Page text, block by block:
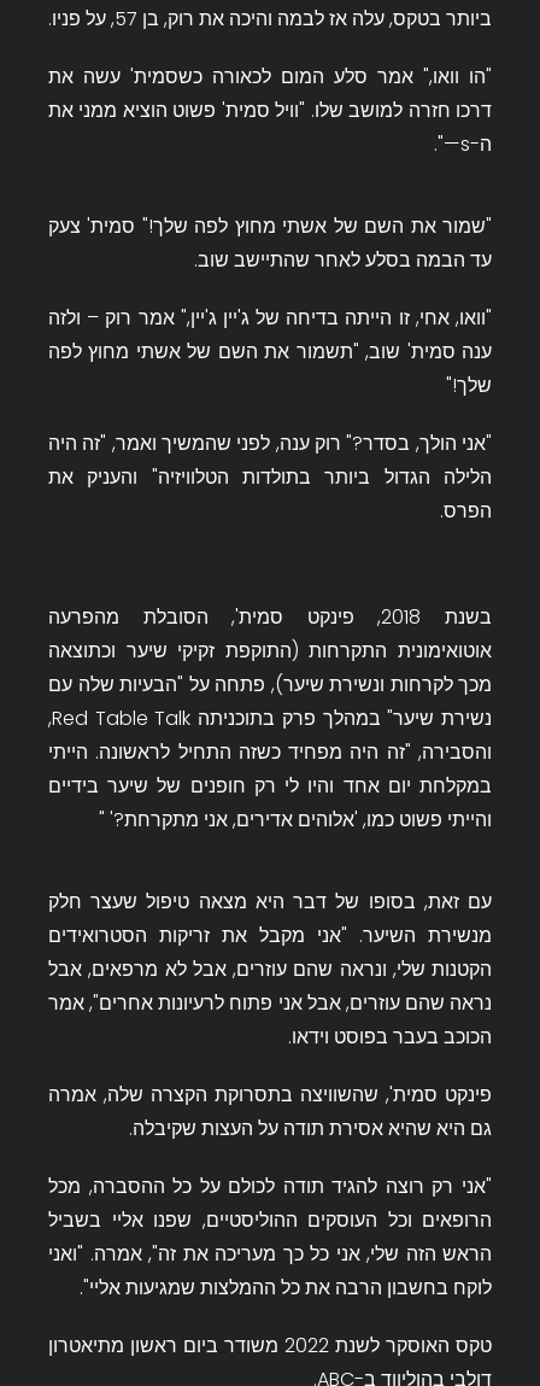
ביותר בטקס, עלה אז לבמה והיכה את רוק, בן 57, על פניו.
"הו וואו," אמר סלע המום לכאורה כשסמית' עשה את
דרכו חזרה למושב שלו. "וויל סמית' פשוט הוציא ממני את
ה-s—".
"שמור את השם של אשתי מחוץ לפה שלך!" סמית' צעק
עד הבמה בסלע לאחר שהתיישב שוב.
"וואו, אחי, זו הייתה בדיחה של ג'יין ג'יין," אמר רוק – ולזה
ענה סמית' שוב, "תשמור את השם של אשתי מחוץ לפה
שלך!"
"אני הולך, בסדר?" רוק ענה, לפני שהמשיך ואמר, "זה היה
הלילה הגדול ביותר בתולדות הטלוויזיה" והעניק את
הפרס.
בשנת 2018, פינקט סמית', הסובלת מהפרעה
אוטואימונית התקרחות (התוקפת זקיקי שיער וכתוצאה
מכך לקרחות ונשירת שיער), פתחה על "הבעיות שלה עם
נשירת שיער" במהלך פרק בתוכניתה Red Table Talk,
והסבירה, "זה היה מפחיד כשזה התחיל לראשונה. הייתי
במקלחת יום אחד והיו לי רק חופנים של שיער בידיים
והייתי פשוט כמו, 'אלוהים אדירים, אני מתקרחת?' "
עם זאת, בסופו של דבר היא מצאה טיפול שעצר חלק
מנשירת השיער. "אני מקבל את זריקות הסטרואידים
הקטנות שלי, ונראה שהם עוזרים, אבל לא מרפאים, אבל
נראה שהם עוזרים, אבל אני פתוח לרעיונות אחרים", אמר
הכוכב בעבר בפוסט וידאו.
פינקט סמית', שהשוויצה בתסרוקת הקצרה שלה, אמרה
גם היא שהיא אסירת תודה על העצות שקיבלה.
"אני רק רוצה להגיד תודה לכולם על כל ההסברה, מכל
הרופאים וכל העוסקים ההוליסטיים, שפנו אליי בשביל
הראש הזה שלי, אני כל כך מעריכה את זה", אמרה. "ואני
לוקח בחשבון הרבה את כל ההמלצות שמגיעות אליי".
טקס האוסקר לשנת 2022 משודר ביום ראשון מתיאטרון
דולבי בהוליווד ב-ABC.